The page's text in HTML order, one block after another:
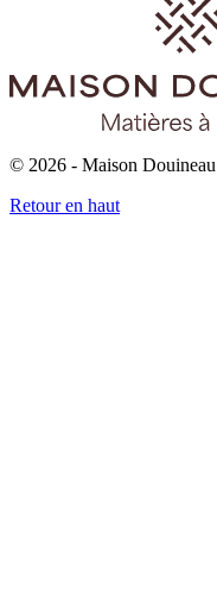
© 2026 - Maison Douineau
Retour en haut